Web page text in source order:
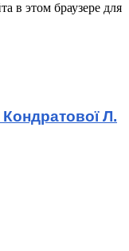
в этом браузере для
Л.